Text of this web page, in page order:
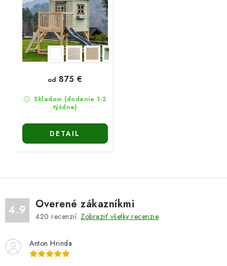
Skladom (dodanie 1-2
týždne)
od 875 €
DETAIL
4.9 Overené zákazníkmi
420 recenzií. Zobraziť všetky recenzie
Anton Hrinda